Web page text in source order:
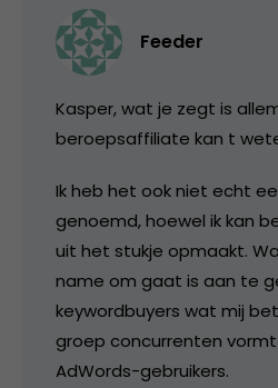
Feeder
Kasper, wat je zegt is
beroepsaffiliate kan t
Ik heb het ook niet echt
genoemd, hoewel ik kan
uit het stukje opmaakt.
name om gaat is aan te
keywordbuyers wat mij
groep concurrenten vormt
AdWords-gebruikers.